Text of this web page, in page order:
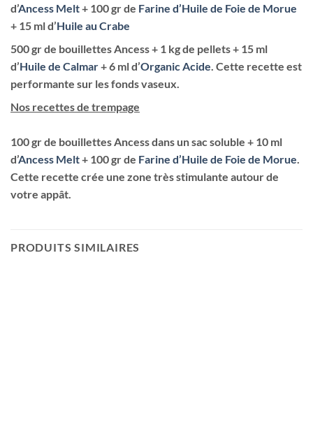
d’Ancess Melt+ 100 gr de Farine d’Huile de Foie de Morue
+ 15 ml d’Huile au Crabe
500 gr de bouillettes Ancess + 1 kg de pellets + 15 ml
d’Huile de Calmar+ 6 ml d’Organic Acide . Cette recette est
performante sur les fonds vaseux.
Nos recettes de trempage
100 gr de bouillettes Ancess dans un sac soluble + 10 ml
d’Ancess Melt+ 100 gr de Farine d’Huile de Foie de Morue
Cette recette crée une zone très stimulante autour de
votre appât.
PRODUITS SIMILAIRES